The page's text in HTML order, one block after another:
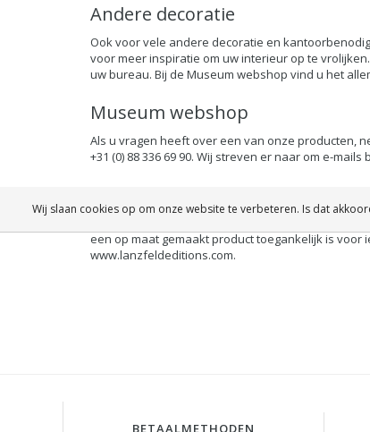
Andere decoratie
Ook voor vele andere decoratie en
voor meer inspiratie om uw interieur op te
uw bureau. Bij de Museum webshop vind u het
Museum webshop
Als u vragen heeft over een van onze producten,
+31 (0) 88 336 69 90. Wij streven er naar om e-
U kunt ook veel van onze presse-papier laten
een op maat gemaakt product toegankelijk is
www.lanzfeldeditions.com.
BETAALMETHODEN
Wij slaan cookies op om onze website te verbeteren. Is dat